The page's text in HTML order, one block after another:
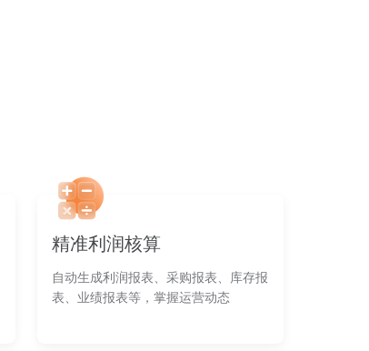
精准利润核算
自动生成利润报表、采购报表、库存报
表、业绩报表等，掌握运营动态